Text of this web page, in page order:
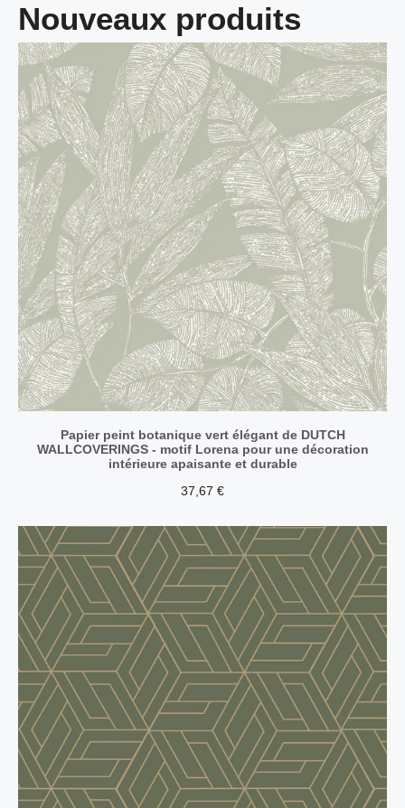
Nouveaux produits
Papier peint botanique vert élégant de DUTCH
WALLCOVERINGS - motif Lorena pour une décoration
intérieure apaisante et durable
37,67 €